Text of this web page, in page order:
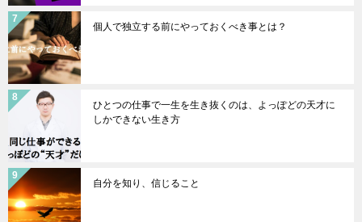
個人で独立する前にやっておくべき事とは？
ひとつの仕事で一生を生き抜くのは、よっぽどの天才に
しかできない生き方
自分を知り、信じること